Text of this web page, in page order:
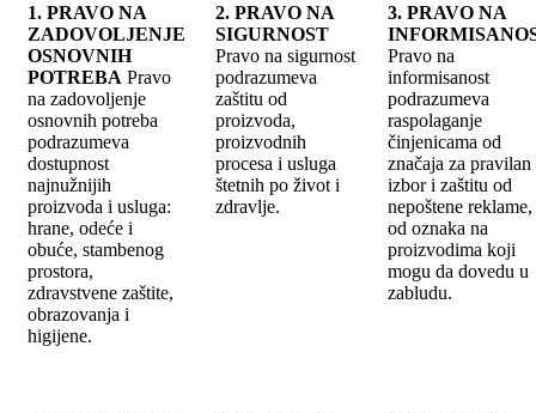
1. PRAVO NA
ZADOVOLJENJE
OSNOVNIH
POTREBA Pravo
na zadovoljenje
osnovnih potreba
podrazumeva
dostupnost
najnužnijih
proizvoda i usluga:
hrane, odeće i
obuće, stambenog
prostora,
zdravstvene zaštite,
obrazovanja i
higijene.
2. PRAVO NA
SIGURNOST
Pravo na sigurnost
podrazumeva
zaštitu od
proizvoda,
proizvodnih
procesa i usluga
štetnih po život i
zdravlje.
3. PRAVO NA
Pravo na
informisanost
podrazumeva
raspolaganje
činjenicama od
značaja za pravilan
izbor i zaštitu od
nepoštene
od oznaka na
proizvodima koji
mogu da dovedu u
zabludu.